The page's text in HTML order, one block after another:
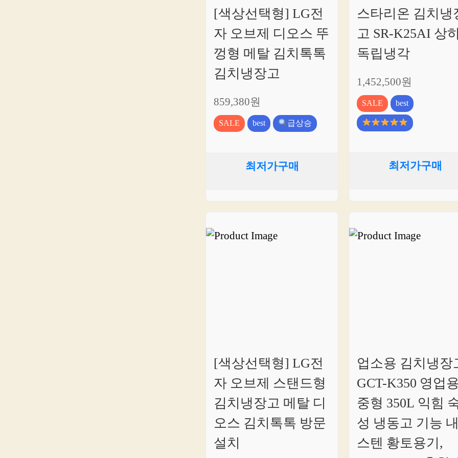
[색상선택형] LG전
자 오브제 디오스 뚜
껑형 메탈 김치톡톡
김치냉장고
859,380원
SALE best 급상승
최저가구매
스타리온 김치냉
고 SR-K25AI 상
독립냉각
1,452,500원
SALE best
최저가구매
[색상선택형] LG전
자 오브제 스탠드형
김치냉장고 메탈 디
오스 김치톡톡 방문
설치
업소용 김치냉장
GCT-K350 영업
중형 350L 익힘
성 냉동고 기능
스텐 황토용기,